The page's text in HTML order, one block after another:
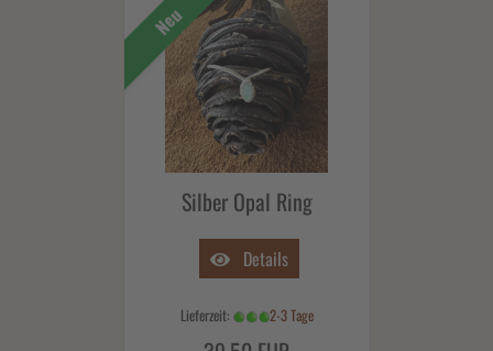
Neu
Silber Opal Ring
Details
Lieferzeit: 2-3 Tage